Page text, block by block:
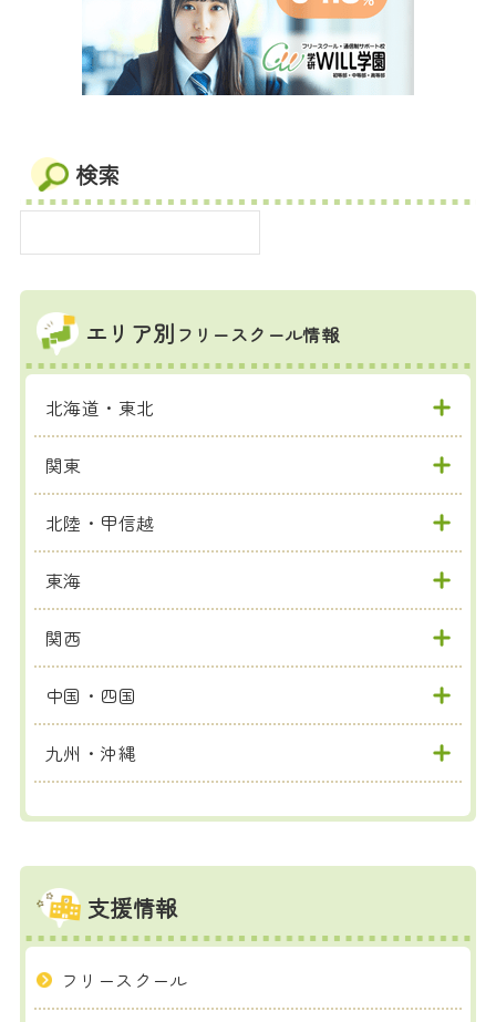
検索
エリア別 フリースクール情報
北海道・東北
関東
北陸・甲信越
東海
関西
中国・四国
九州・沖縄
支援情報
フリースクール